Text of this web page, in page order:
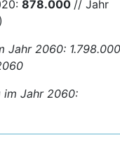
878.000 // Jahr
Jahr 2060: 1.798.000
im Jahr 2060: